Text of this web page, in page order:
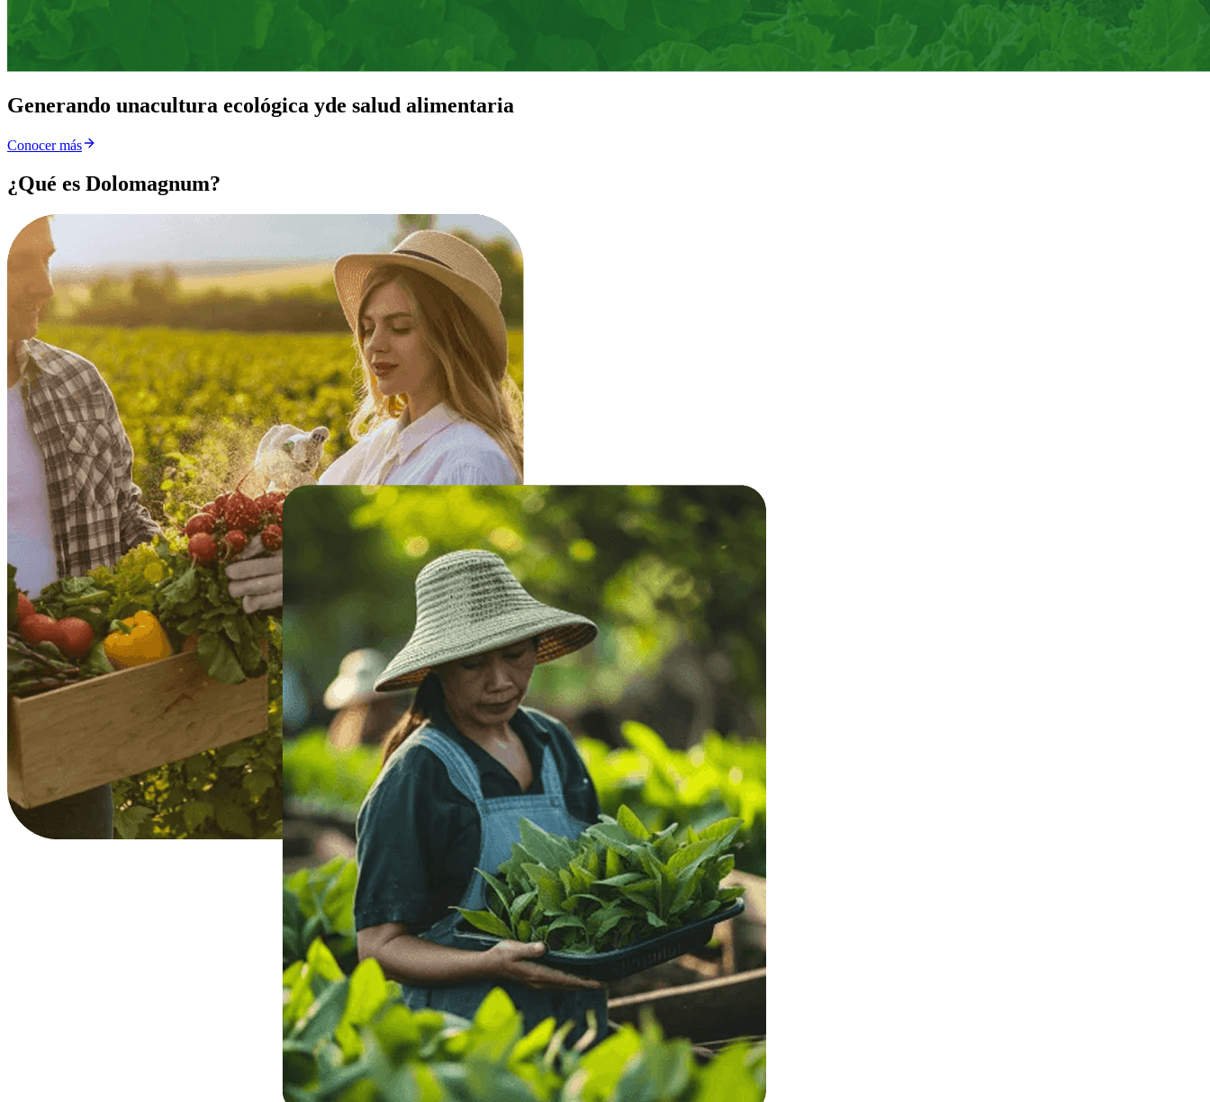
Generando unacultura ecológica yde salud alimentaria
Conocer más
¿Qué es Dolomagnum?